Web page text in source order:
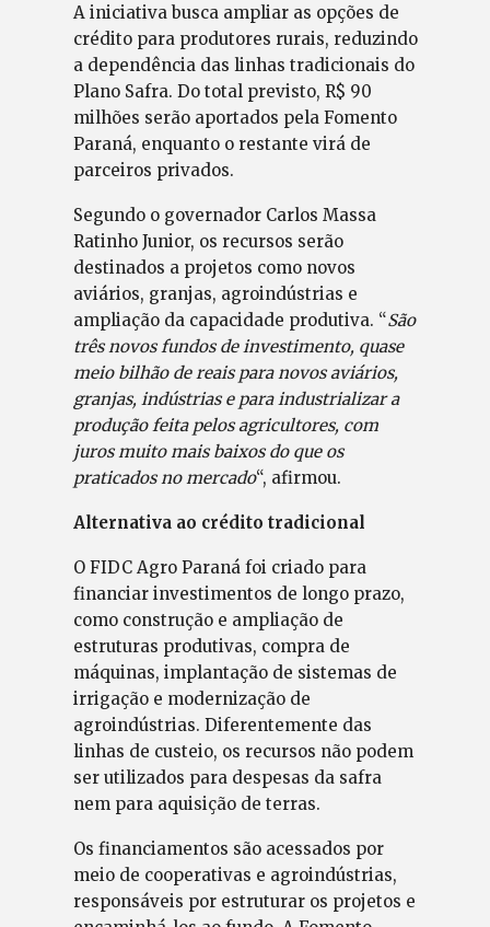
A iniciativa busca ampliar as opções de
crédito para produtores rurais, reduzindo
a dependência das linhas tradicionais do
Plano Safra. Do total previsto, R$ 90
milhões serão aportados pela Fomento
Paraná, enquanto o restante virá de
parceiros privados.
Segundo o governador Carlos Massa
Ratinho Junior, os recursos serão
destinados a projetos como novos
aviários, granjas, agroindústrias e
ampliação da capacidade produtiva. “São
três novos fundos de investimento, quase
meio bilhão de reais para novos aviários,
granjas, indústrias e para industrializar a
produção feita pelos agricultores, com
juros muito mais baixos do que os
praticados no mercado“, afirmou.
Alternativa ao crédito tradicional
O FIDC Agro Paraná foi criado para
financiar investimentos de longo prazo,
como construção e ampliação de
estruturas produtivas, compra de
máquinas, implantação de sistemas de
irrigação e modernização de
agroindústrias. Diferentemente das
linhas de custeio, os recursos não podem
ser utilizados para despesas da safra
nem para aquisição de terras.
Os financiamentos são acessados por
meio de cooperativas e agroindústrias,
responsáveis por estruturar os projetos e